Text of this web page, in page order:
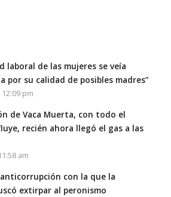
laboral de las mujeres se veía
por su calidad de posibles madres”
pm
de Vaca Muerta, con todo el
recién ahora llegó el gas a las
am
anticorrupción con la que la
extirpar al peronismo